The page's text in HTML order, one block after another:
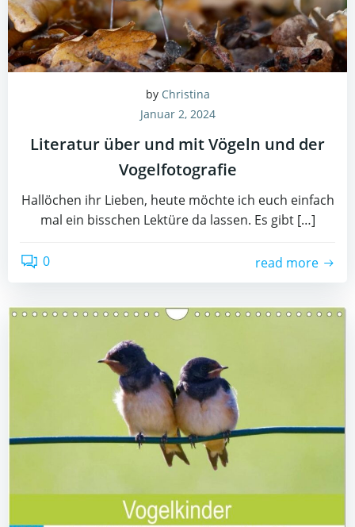
by Christina
Januar 2, 2024
Literatur über und mit Vögeln und der
Vogelfotografie
Hallöchen ihr Lieben, heute möchte ich euch einfach
mal ein bisschen Lektüre da lassen. Es gibt […]
0 read more